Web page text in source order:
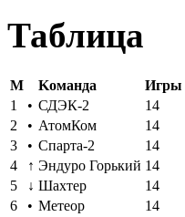
Таблица
M Kоманда Игры
1
• СДЭК-2 14
2
• АтомКом 14
3
• Спарта-2 14
4
↑ Эндуро Горький 14
5
↓ Шахтер 14
6
• Метеор 14